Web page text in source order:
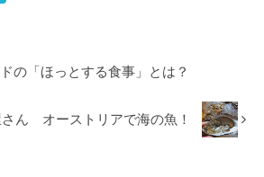
の「ほっとする食事」とは？
ん オーストリアで海の魚！